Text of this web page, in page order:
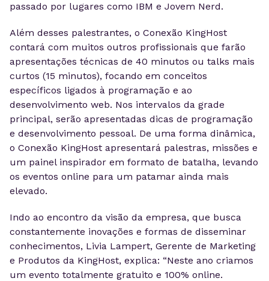
passado por lugares como IBM e Jovem Nerd.
Além desses palestrantes, o Conexão KingHost
contará com muitos outros profissionais que farão
apresentações técnicas de 40 minutos ou talks mais
curtos (15 minutos), focando em conceitos
específicos ligados à programação e ao
desenvolvimento web. Nos intervalos da grade
principal, serão apresentadas dicas de programação
e desenvolvimento pessoal. De uma forma dinâmica,
o Conexão KingHost apresentará palestras, missões e
um painel inspirador em formato de batalha, levando
os eventos online para um patamar ainda mais
elevado.
Indo ao encontro da visão da empresa, que busca
constantemente inovações e formas de disseminar
conhecimentos, Livia Lampert, Gerente de Marketing
e Produtos da KingHost, explica: “Neste ano criamos
um evento totalmente gratuito e 100% online.